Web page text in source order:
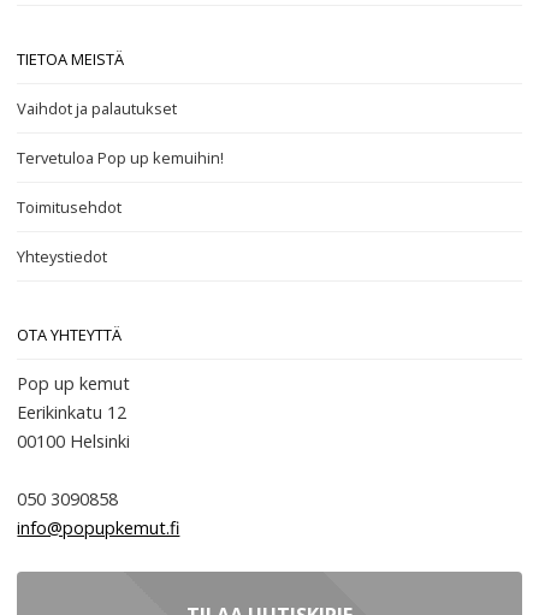
TIETOA MEISTÄ
Vaihdot ja palautukset
Tervetuloa Pop up kemuihin!
Toimitusehdot
Yhteystiedot
OTA YHTEYTTÄ
Pop up kemut
Eerikinkatu 12
00100 Helsinki
050 3090858
info@popupkemut.fi